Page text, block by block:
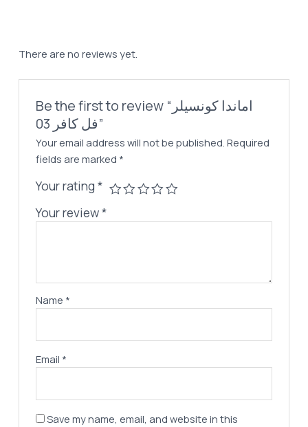
quantity
There are no reviews yet.
Be the first to review “اماندا كونسيلر
فل كافر 03”
Your email address will not be published. Required
fields are marked *
Your rating*
Your review*
Name *
Email *
Save my name, email, and website in this